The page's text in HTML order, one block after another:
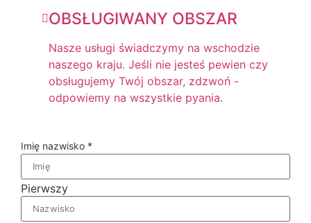
Imię nazwisko *
Pierwszy
OBSŁUGIWANY OBSZAR
Nasze usługi świadczymy na wschodzie
naszego kraju. Jeśli nie jesteś pewien czy
obsługujemy Twój obszar, zdzwoń -
odpowiemy na wszystkie pyania.